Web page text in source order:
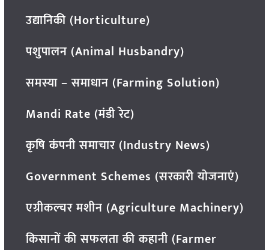
उद्यानिकी (Horticulture)
पशुपालन (Animal Husbandry)
समस्या – समाधान (Farming Solution)
Mandi Rate (मंडी रेट)
कृषि कंपनी समाचार (Industry News)
Government Schemes (सरकारी योजनाएं)
एग्रीकल्चर मशीन (Agriculture Machinery)
किसानों की सफलता की कहानी (Farmer